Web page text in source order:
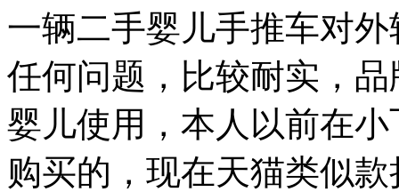
一辆二手婴儿手推车对
任何问题，比较耐实，品
婴儿使用，本人以前在
购买的，现在天猫类似